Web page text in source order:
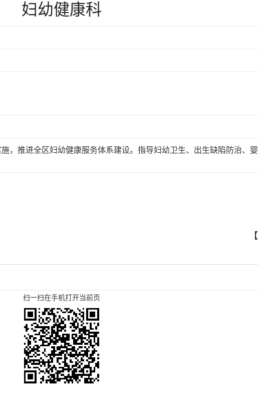
妇幼健康科
，推进全区妇幼健康服务体系建设。指导妇幼卫生、出生缺陷防治、
扫一扫在手机打开当前页